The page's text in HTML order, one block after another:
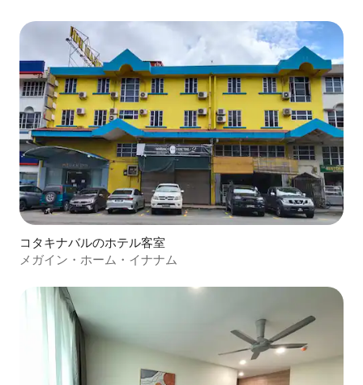
コタキナバルのホテル客室
メガイン・ホーム・イナナム